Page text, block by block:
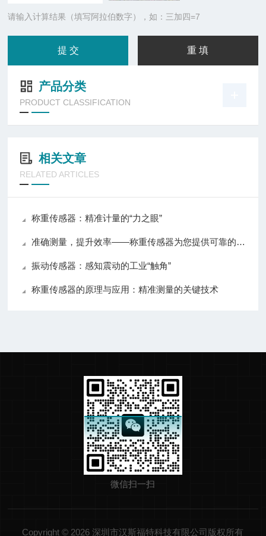
请输入计算结果（填写阿拉伯数字），如：三加四=7
产品分类
PRODUCT CLASSIFICATION
相关文章
RELATED ARTICLES
称重传感器：精准计量的“力之眼”
准确测量，提升效率——称重传感器为您提供可靠的数据支持
振动传感器：感知震动的工业“触角”
称重传感器的原理与应用：精准测量的关键技术
微信扫一扫
Copyright © 2026 深圳市汉斯福特科技有限公司版权所有